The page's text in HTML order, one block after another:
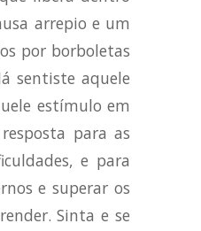
arrepio e um
por borboletas
sentiste aquele
estímulo em
para as
e para
e superar os
Sinta e se